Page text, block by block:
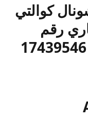
كوالتي
رقم